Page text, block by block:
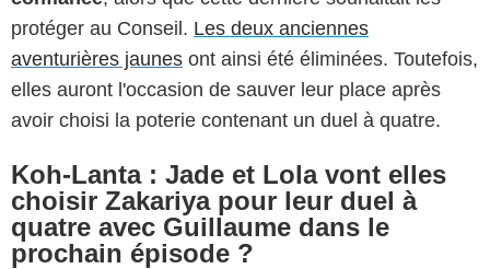
protéger au Conseil. Les deux anciennes
aventurières jaunes ont ainsi été éliminées. Toutefois,
elles auront l'occasion de sauver leur place après
avoir choisi la poterie contenant un duel à quatre.
Koh-Lanta : Jade et Lola vont elles
choisir Zakariya pour leur duel à
quatre avec Guillaume dans le
prochain épisode ?